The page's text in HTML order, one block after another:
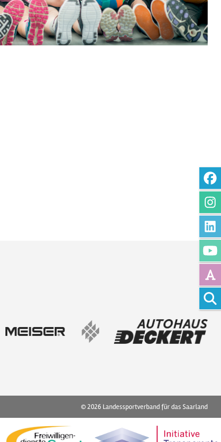
© 2026 Landessportverband für das Saarland